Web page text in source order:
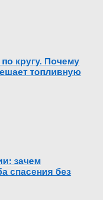
кругу. Почему
топливную
зачем
спасения без